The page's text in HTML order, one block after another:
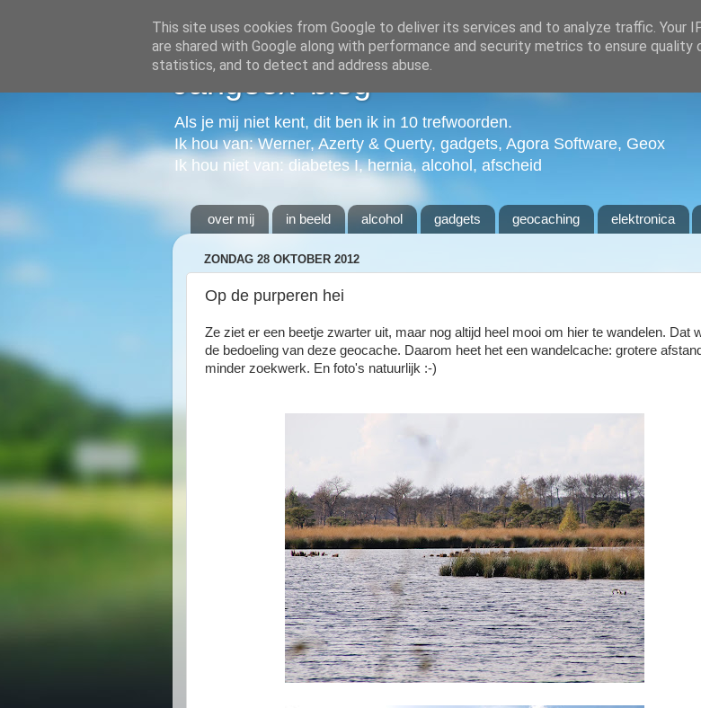
Jangeox' blog
Als je mij niet kent, dit ben ik in 10 trefwoorden.
Ik hou van: Werner, Azerty & Querty, gadgets, Agora Software, Geox
Ik hou niet van: diabetes I, hernia, alcohol, afscheid
over mij in beeld alcohol gadgets geocaching elektronica
ZONDAG 28 OKTOBER 2012
Op de purperen hei
Ze ziet er een beetje zwarter uit, maar nog altijd heel mooi om hier te wandelen. Dat
de bedoeling van deze geocache. Daarom heet het een wandelcache: grotere
minder zoekwerk. En foto's natuurlijk :-)
This site uses cookies from Google to deliver its services and to analyze traffic. Your
are shared with Google along with performance and security metrics to ensure quality
statistics, and to detect and address abuse.